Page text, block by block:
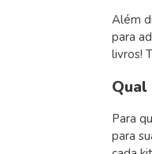
Além
para
livros!
Para
para